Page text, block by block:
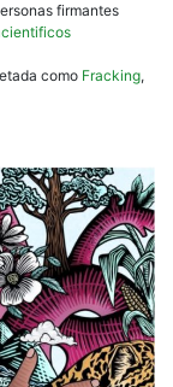
firmantes
como Fracking,